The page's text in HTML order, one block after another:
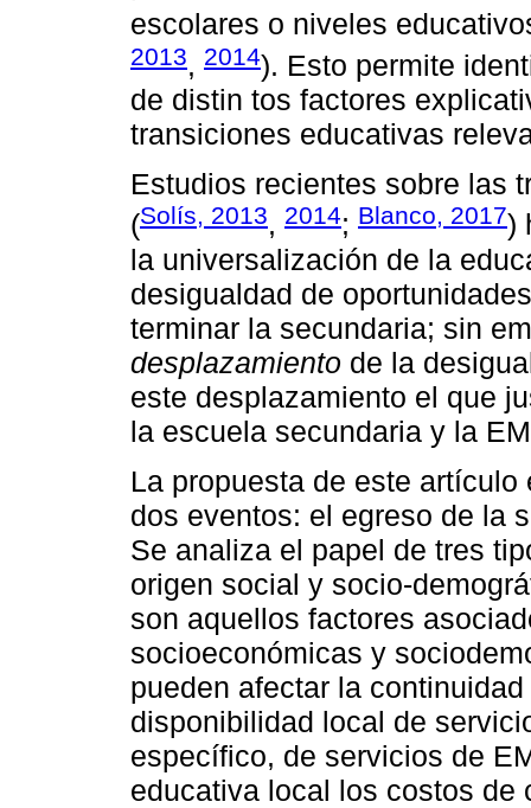
escolares o niveles
2013, 2014). Esto permite
de distin tos factores
transiciones educativas
Estudios recientes sobre las
(Solís, 2013, 2014; Blanco, 2017)
la universalización de la
desigualdad de
terminar la secundaria; sin
desplazamiento de la
este desplazamiento el que
la escuela secundaria y la
La propuesta de este
dos eventos: el egreso de la
Se analiza el papel de tres
origen social y socio-
son aquellos factores
socioeconómicas y
pueden afectar la
disponibilidad local de
específico, de servicios de
educativa local los costos de